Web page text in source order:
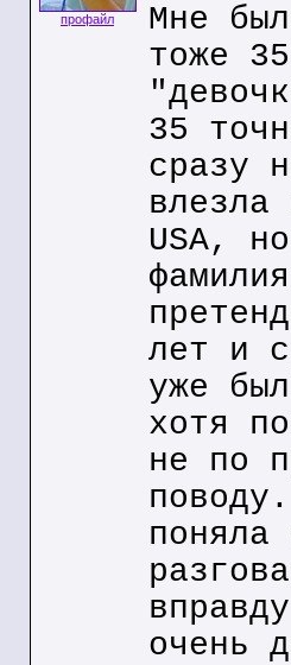
профайл
Мне
тоже
35
сразу
влезла
USA,
лет и
уже
хотя
не по
очень